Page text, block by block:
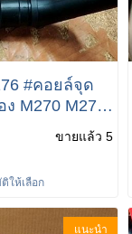
#คอยล์จุด
W246 W204
เบอร์ 274
ขายแล้ว 5
ให้เลือก
แนะนำ